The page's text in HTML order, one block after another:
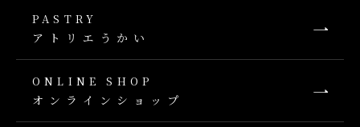
PASTRY
アトリエうかい
ONLINE SHOP
オンラインショップ